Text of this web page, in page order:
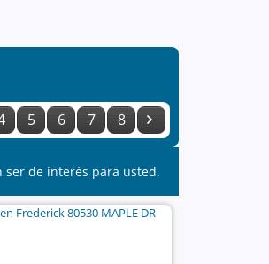
5 6 7 8
ser de interés para usted.